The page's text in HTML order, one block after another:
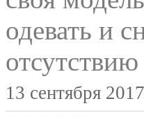
одевать и
13 сентября